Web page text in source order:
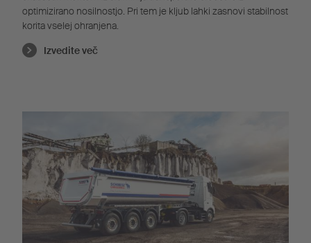
optimizirano nosilnostjo. Pri tem je kljub lahki zasnovi stabilnost
korita vselej ohranjena.
Izvedite več